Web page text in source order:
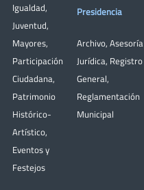
Igualdad,
Juventud,
Mayores,
Participación
Ciudadana,
Patrimonio
Histórico-
Artístico,
Eventos y
Festejos
Presidencia
Archivo, Asesoría
Jurídica, Registro
General,
Reglamentación
Municipal